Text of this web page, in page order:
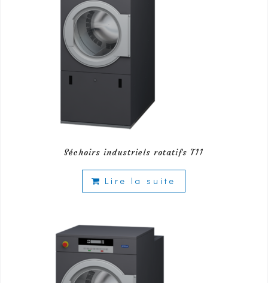
Séchoirs industriels rotatifs T11
Lire la suite